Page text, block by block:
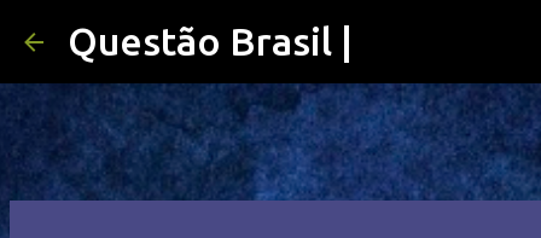
Questão Brasil |